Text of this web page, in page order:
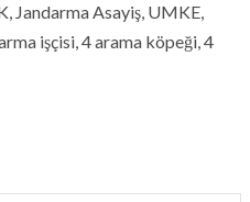
Jandarma Asayiş, UMKE,
işçisi, 4 arama köpeği, 4